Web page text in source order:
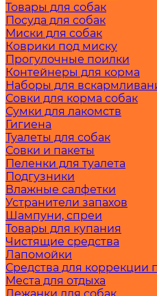
Товары для собак
Посуда для собак
Миски для собак
Коврики под миску
Прогулочные поилки
Контейнеры для корма
Наборы для
Совки для корма собак
Сумки для лакомств
Гигиена
Туалеты для собак
Совки и пакеты
Пеленки для туалета
Подгузники
Влажные салфетки
Устранители запахов
Шампуни, спреи
Товары для купания
Чистящие средства
Лапомойки
Средства для коррекции
Места для отдыха